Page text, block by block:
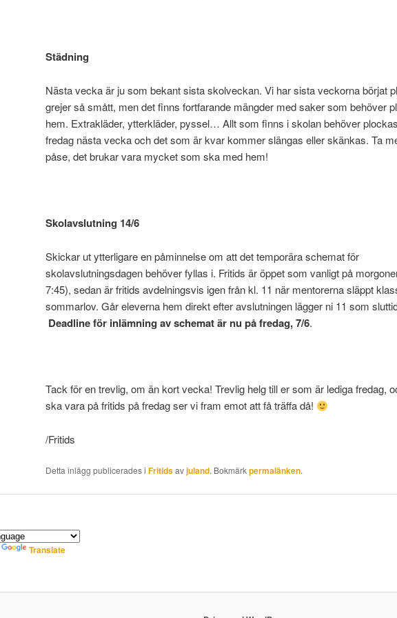
Städning
Nästa vecka är ju som bekant sista skolveckan. Vi har sista veckorna börjat
grejer så smått, men det finns fortfarande mängder med saker som behöver
hem. Extrakläder, ytterkläder, pyssel… Allt som finns i skolan behöver
fredag nästa vecka och det som är kvar kommer slängas eller skänkas. Ta
påse, det brukar vara mycket som ska med hem!
Skolavslutning 14/6
Skickar ut ytterligare en påminnelse om att det temporära schemat för
skolavslutningsdagen behöver fyllas i. Fritids är öppet som vanligt på
7:45), sedan är fritids avdelningsvis igen från kl. 11 när mentorerna släppt
sommarlov. Går eleverna hem direkt efter avslutningen lägger ni 11 som
Deadline för inlämning av schemat är nu på fredag, 7/6.
Tack för en trevlig, om än kort vecka! Trevlig helg till er som är lediga fredag,
ska vara på fritids på fredag ser vi fram emot att få träffa då!
/Fritids
Detta inlägg publicerades i Fritidsavjuland. Bokmärkpermalänken.
Translate